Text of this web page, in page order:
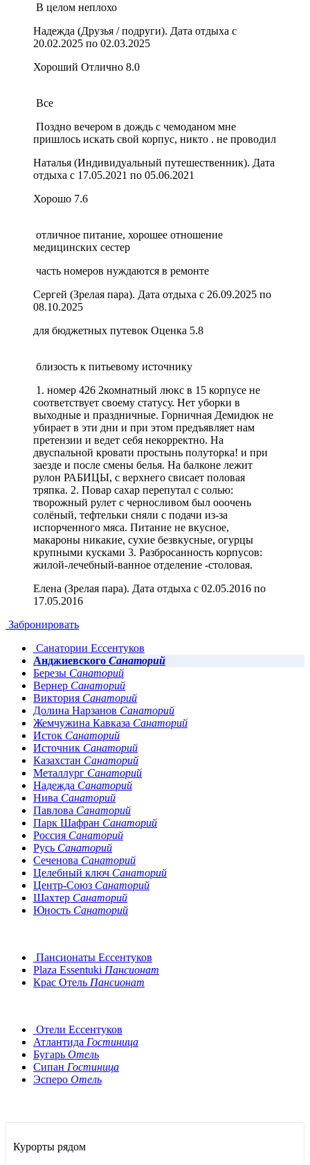
В целом неплохо
Надежда (Друзья / подруги). Дата отдыха с
20.02.2025 по 02.03.2025
Хороший Отлично 8.0
Все
Поздно вечером в дождь с чемоданом мне
пришлось искать свой корпус, никто . не проводил
Наталья (Индивидуальный путешественник). Дата
отдыха с 17.05.2021 по 05.06.2021
Хорошо 7.6
отличное питание, хорошее отношение
медицинских сестер
часть номеров нуждаются в ремонте
Сергей (Зрелая пара). Дата отдыха с 26.09.2025 по
08.10.2025
для бюджетных путевок Оценка 5.8
близость к питьевому источнику
1. номер 426 2комнатный люкс в 15 корпусе не
соответствует своему статусу. Нет уборки в
выходные и праздничные. Горничная Демидюк не
убирает в эти дни и при этом предъявляет нам
претензии и ведет себя некорректно. На
двуспальной кровати простынь полуторка! и при
заезде и после смены белья. На балконе лежит
рулон РАБИЦЫ, с верхнего свисает половая
тряпка. 2. Повар сахар перепутал с солью:
творожный рулет с черносливом был ооочень
солёный, тефтельки сняли с подачи из-за
испорченного мяса. Питание не вкусное,
макароны никакие, сухие безвкусные, огурцы
крупными кусками 3. Разбросанность корпусов:
жилой-лечебный-ванное отделение -столовая.
Елена (Зрелая пара). Дата отдыха с 02.05.2016 по
17.05.2016
Забронировать
Санатории Ессентуков
Анджиевского Санаторий
Березы Санаторий
Вернер Санаторий
Виктория Санаторий
Долина Нарзанов Санаторий
Жемчужина Кавказа Санаторий
Исток Санаторий
Источник Санаторий
Казахстан Санаторий
Металлург Санаторий
Надежда Санаторий
Нива Санаторий
Павлова Санаторий
Парк Шафран Санаторий
Россия Санаторий
Русь Санаторий
Сеченова Санаторий
Целебный ключ Санаторий
Центр-Союз Санаторий
Шахтер Санаторий
Юность Санаторий
Пансионаты Ессентуков
Plaza Essentuki Пансионат
Крас Отель Пансионат
Отели Ессентуков
Атлантида Гостиница
Бугарь Отель
Сипан Гостиница
Эсперо Отель
Курорты рядом